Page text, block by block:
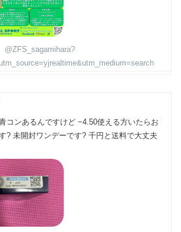
@ZFS_sagamihara?
utm_source=yjrealtime&utm_medium=search
コンあるんですけど −4.50使える方いたらお
? 未開封ワンデーです? 千円と送料で大丈夫